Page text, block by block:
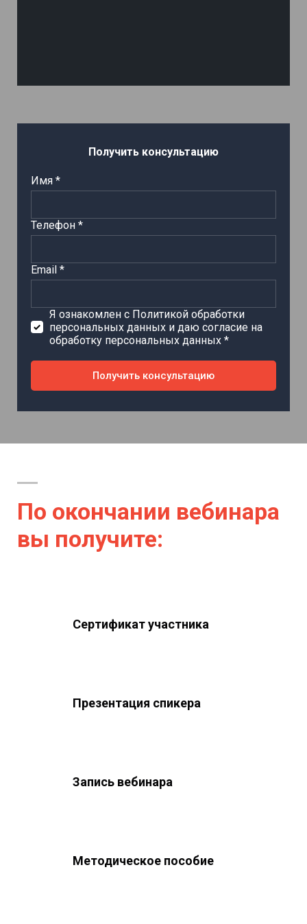
Получить консультацию
Имя *
Телефон *
Email *
Я ознакомлен с Политикой обработки
персональных данных и даю согласие на
обработку персональных данных *
Получить консультацию
По окончании вебинара
вы получите:
Сертификат участника
Презентация спикера
Запись вебинара
Методическое пособие